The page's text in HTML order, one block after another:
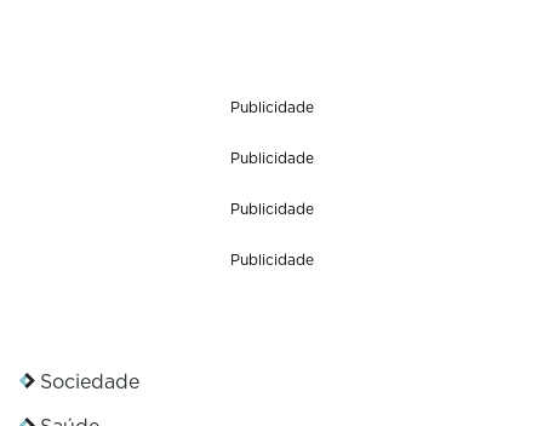
Publicidade
Publicidade
Publicidade
Publicidade
Sociedade